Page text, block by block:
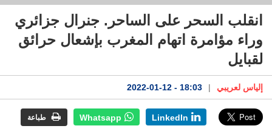
انقلب السحر على الساحر. جنرال جزائري
وراء مؤامرة اتهام المغرب بإشعال حرائق
لقبايل
إلياس لعريبي |
18:03 - 2022-01-12
LinkedIn
Whatsapp طباعة